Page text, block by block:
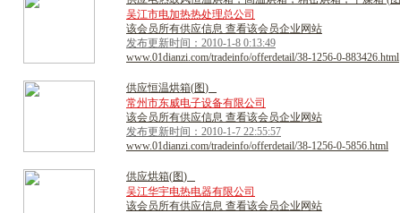
吴江市电加热热处理总公司
该会员所有供应信息 查看该会员企业网站
发布更新时间：2010-1-8 0:13:49
www.01dianzi.com/tradeinfo/offerdetail/38-1256-0-883426.html
供应恒温烘箱(图)
常州市东威电子设备有限公司
该会员所有供应信息 查看该会员企业网站
发布更新时间：2010-1-7 22:55:57
www.01dianzi.com/tradeinfo/offerdetail/38-1256-0-5856.html
供应烘箱(图)
吴江华宇电热电器有限公司
该会员所有供应信息 查看该会员企业网站